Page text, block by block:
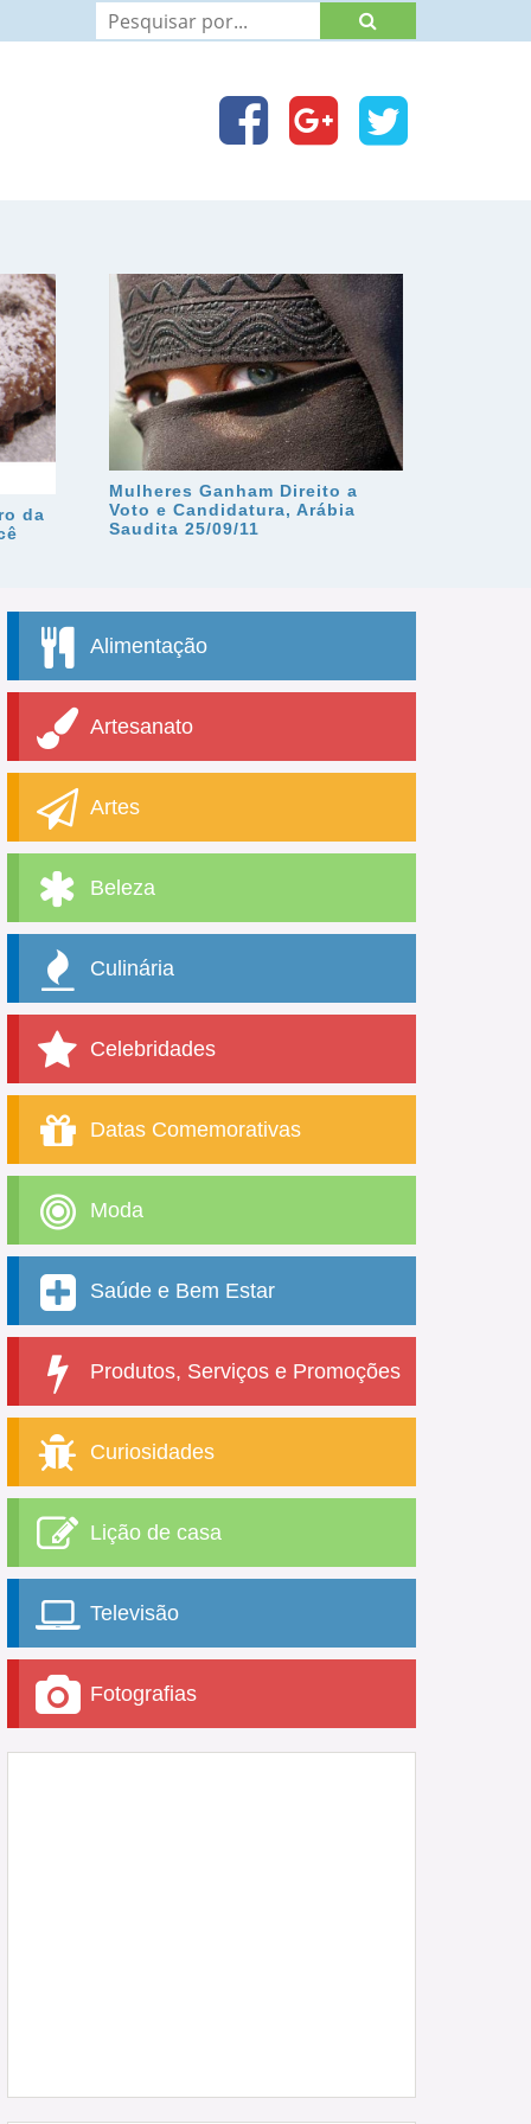
da
Mulheres Ganham Direito a
Voto e Candidatura, Arábia
Saudita 25/09/11
Alimentação
Artesanato
Artes
Beleza
Culinária
Celebridades
Datas Comemorativas
Moda
Saúde e Bem Estar
Produtos, Serviços e Promoções
Curiosidades
Lição de casa
Televisão
Fotografias